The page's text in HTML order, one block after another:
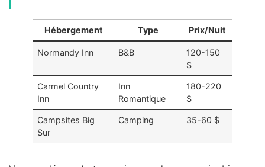
Hébergement Type Prix/Nuit
Normandy Inn B&B
120-150
$
Carmel Country
Inn
Inn
Romantique
180-220
$
Campsites Big
Sur
Camping 35-60 $